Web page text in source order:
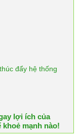
đẩy hệ thống
lợi ích của
mạnh nào!